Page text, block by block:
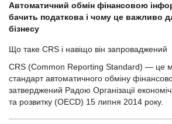
Автоматичний обмін фінансовою
бачить податкова і чому це важливо
бізнесу
Що таке CRS і навіщо він запроваджений
CRS (Common Reporting Standard) — це
стандарт автоматичного обміну
затверджений Радою Організації
та розвитку (OECD) 15 липня 2014 року.